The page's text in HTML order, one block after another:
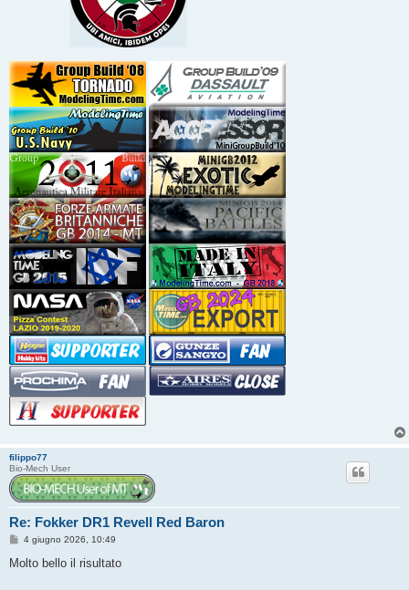
filippo77
Bio-Mech User
Re: Fokker DR1 Revell Red Baron
M
s
4 giugno 2026, 10:49
Molto bello il risultato